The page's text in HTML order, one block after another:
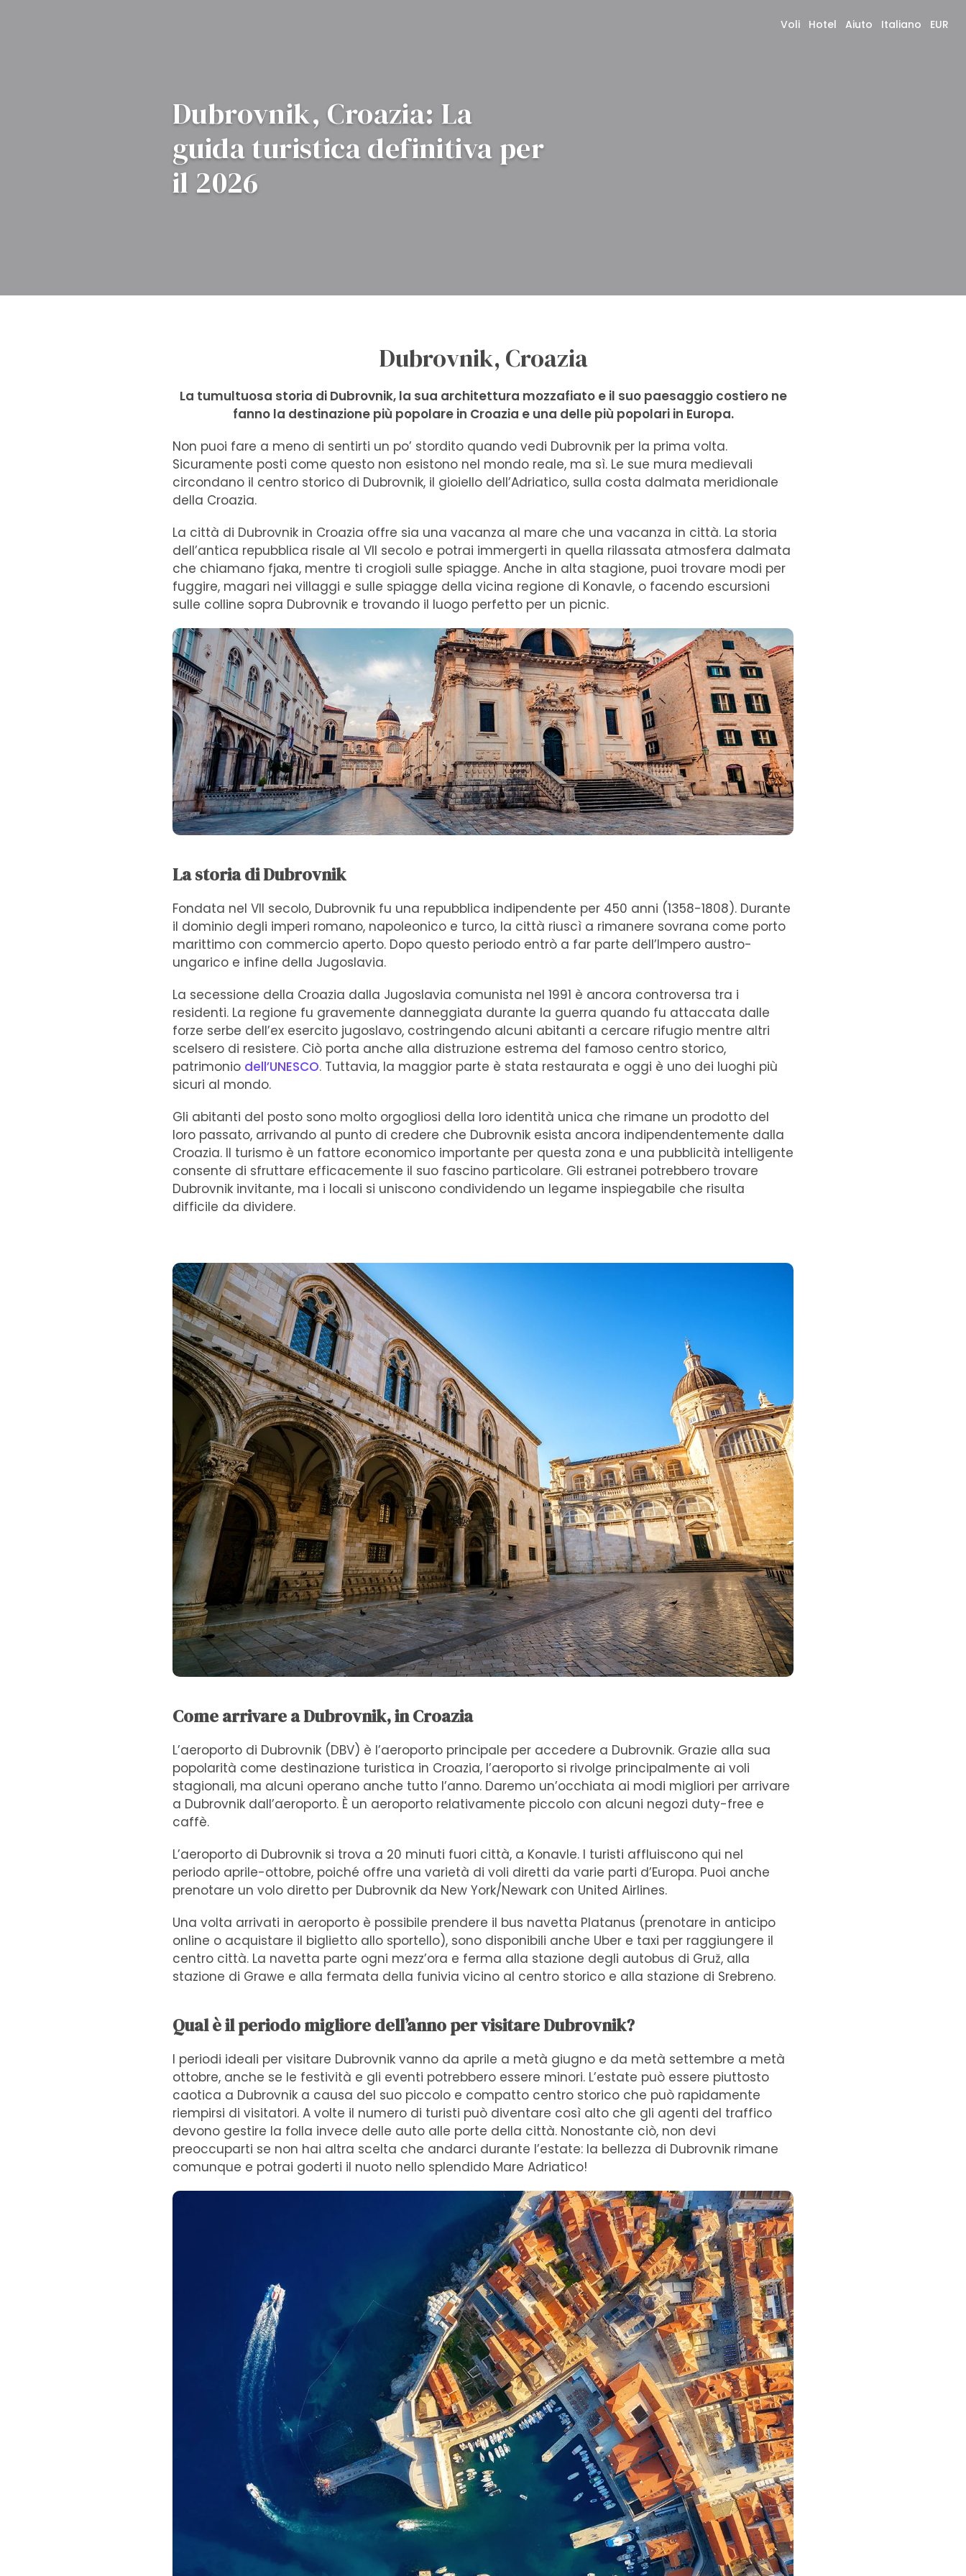
Voli Hotel Aiuto Italiano EUR
Dubrovnik, Croazia: La
guida turistica definitiva per
il 2026
Dubrovnik, Croazia
La tumultuosa storia di Dubrovnik, la sua architettura mozzafiato e il suo paesaggio costiero ne
fanno la destinazione più popolare in Croazia e una delle più popolari in Europa.
Non puoi fare a meno di sentirti un po’ stordito quando vedi Dubrovnik per la prima volta.
Sicuramente posti come questo non esistono nel mondo reale, ma sì. Le sue mura medievali
circondano il centro storico di Dubrovnik, il gioiello dell’Adriatico, sulla costa dalmata meridionale
della Croazia.
La città di Dubrovnik in Croazia offre sia una vacanza al mare che una vacanza in città. La storia
dell’antica repubblica risale al VII secolo e potrai immergerti in quella rilassata atmosfera dalmata
che chiamano fjaka, mentre ti crogioli sulle spiagge. Anche in alta stagione, puoi trovare modi per
fuggire, magari nei villaggi e sulle spiagge della vicina regione di Konavle, o facendo escursioni
sulle colline sopra Dubrovnik e trovando il luogo perfetto per un picnic.
La storia di Dubrovnik
Fondata nel VII secolo, Dubrovnik fu una repubblica indipendente per 450 anni (1358-1808). Durante
il dominio degli imperi romano, napoleonico e turco, la città riuscì a rimanere sovrana come porto
marittimo con commercio aperto. Dopo questo periodo entrò a far parte dell’Impero austro-
ungarico e infine della Jugoslavia.
La secessione della Croazia dalla Jugoslavia comunista nel 1991 è ancora controversa tra i
residenti. La regione fu gravemente danneggiata durante la guerra quando fu attaccata dalle
forze serbe dell’ex esercito jugoslavo, costringendo alcuni abitanti a cercare rifugio mentre altri
scelsero di resistere. Ciò porta anche alla distruzione estrema del famoso centro storico,
patrimonio dell’UNESCO. Tuttavia, la maggior parte è stata restaurata e oggi è uno dei luoghi più
sicuri al mondo.
Gli abitanti del posto sono molto orgogliosi della loro identità unica che rimane un prodotto del
loro passato, arrivando al punto di credere che Dubrovnik esista ancora indipendentemente dalla
Croazia. Il turismo è un fattore economico importante per questa zona e una pubblicità intelligente
consente di sfruttare efficacemente il suo fascino particolare. Gli estranei potrebbero trovare
Dubrovnik invitante, ma i locali si uniscono condividendo un legame inspiegabile che risulta
difficile da dividere.
Come arrivare a Dubrovnik, in Croazia
L’aeroporto di Dubrovnik (DBV) è l’aeroporto principale per accedere a Dubrovnik. Grazie alla sua
popolarità come destinazione turistica in Croazia, l’aeroporto si rivolge principalmente ai voli
stagionali, ma alcuni operano anche tutto l’anno. Daremo un’occhiata ai modi migliori per arrivare
a Dubrovnik dall’aeroporto. È un aeroporto relativamente piccolo con alcuni negozi duty-free e
caffè.
L’aeroporto di Dubrovnik si trova a 20 minuti fuori città, a Konavle. I turisti affluiscono qui nel
periodo aprile-ottobre, poiché offre una varietà di voli diretti da varie parti d’Europa. Puoi anche
prenotare un volo diretto per Dubrovnik da New York/Newark con United Airlines.
Una volta arrivati ​​in aeroporto è possibile prendere il bus navetta Platanus (prenotare in anticipo
online o acquistare il biglietto allo sportello), sono disponibili anche Uber e taxi per raggiungere il
centro città. La navetta parte ogni mezz’ora e ferma alla stazione degli autobus di Gruž, alla
stazione di Grawe e alla fermata della funivia vicino al centro storico e alla stazione di Srebreno.
Qual è il periodo migliore dell’anno per visitare Dubrovnik?
I periodi ideali per visitare Dubrovnik vanno da aprile a metà giugno e da metà settembre a metà
ottobre, anche se le festività e gli eventi potrebbero essere minori. L’estate può essere piuttosto
caotica a Dubrovnik a causa del suo piccolo e compatto centro storico che può rapidamente
riempirsi di visitatori. A volte il numero di turisti può diventare così alto che gli agenti del traffico
devono gestire la folla invece delle auto alle porte della città. Nonostante ciò, non devi
preoccuparti se non hai altra scelta che andarci durante l’estate: la bellezza di Dubrovnik rimane
comunque e potrai goderti il ​​nuoto nello splendido Mare Adriatico!